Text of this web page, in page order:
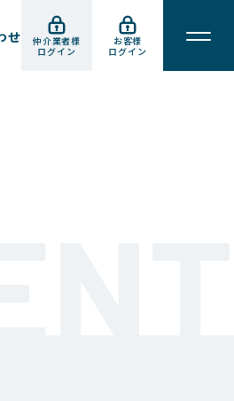
せ
仲介業者様
ログイン
お客様
ログイン